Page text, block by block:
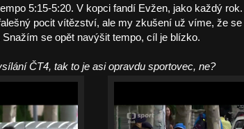
5:15-5:20. V kopci fandí Evžen, jako každý rok.
pocit vítězství, ale my zkušení už víme, že se
se opět navýšit tempo, cíl je blízko.
ČT4, tak to je asi opravdu sportovec, ne?